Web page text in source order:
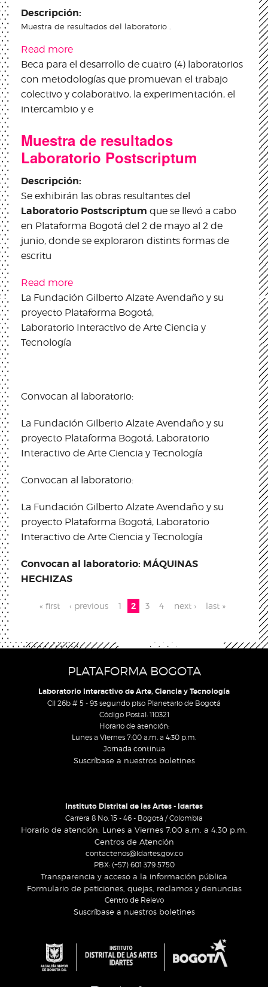
Descripción:
Muestra de resultados del laboratorio .
Read more about Muestra de resultados Laboratorio
Transducciones
Beca para el desarrollo de cuatro (4) laboratorios
con metodologías que promuevan el trabajo
colectivo y colaborativo, la experimentación, el
intercambio y e
Muestra de resultados
Laboratorio Postscriptum
Descripción:
Se exhibirán las obras resultantes del
Laboratorio Postscriptum que se llevó a cabo
en Plataforma Bogotá del 2 de mayo al 2 de
junio, donde se exploraron distints formas de
escritu
Read more about Muestra de resultados Laboratorio
Postscriptum
La Fundación Gilberto Alzate Avendaño y su
proyecto Plataforma Bogotá,
Laboratorio Interactivo de Arte Ciencia y
Tecnología
Convocan al laboratorio:
La Fundación Gilberto Alzate Avendaño y su
proyecto Plataforma Bogotá, Laboratorio
Interactivo de Arte Ciencia y Tecnología
Convocan al laboratorio:
La Fundación Gilberto Alzate Avendaño y su
proyecto Plataforma Bogotá, Laboratorio
Interactivo de Arte Ciencia y Tecnología
Convocan al laboratorio: MÁQUINAS
HECHIZAS
Pages
« first ‹ previous 1 2 3 4 next › last »
PLATAFORMA BOGOTA
Laboratorio Interactivo de Arte, Ciencia y Tecnología
Cll 26b # 5 - 93 segundo piso Planetario de Bogotá
Código Postal: 110321
Horario de atención:
Lunes a Viernes 7:00 a.m. a 4:30 p.m.
Jornada continua
Suscríbase a nuestros boletines
Instituto Distrital de las Artes - Idartes
Carrera 8 No. 15 - 46 - Bogotá / Colombia
Horario de atención: Lunes a Viernes 7:00 a.m. a 4:30 p.m.
Centros de Atención
contactenos@idartes.gov.co
PBX: (+57) 601 379 5750
Transparencia y acceso a la información pública
Formulario de peticiones, quejas, reclamos y denuncias
Centro de Relevo
Suscríbase a nuestros boletines